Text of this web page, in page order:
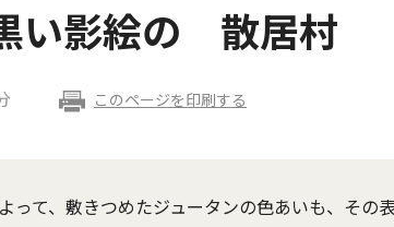
い影絵の 散居村
このページを印刷する
て、敷きつめたジュータンの色あいも、その